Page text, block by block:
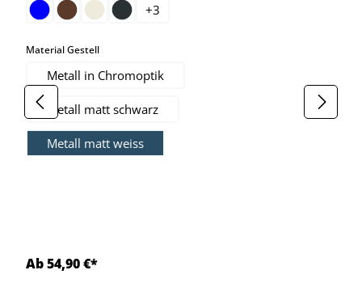
+3
Material Gestellauswählen
Metall in Chromoptik
Metall matt schwarz
Metall matt weiss
Ab 54,90 €*